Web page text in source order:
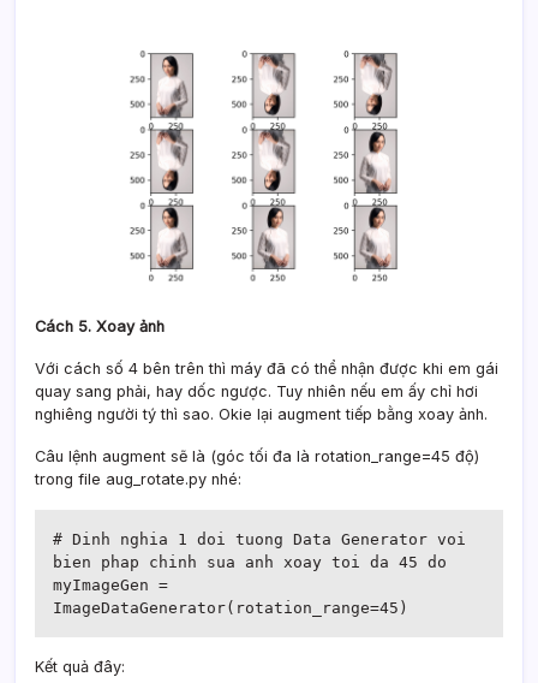
Cách 5. Xoay ảnh
Với cách số 4 bên trên thì máy đã có thể nhận được khi em gái
quay sang phải, hay dốc ngược. Tuy nhiên nếu em ấy chỉ hơi
nghiêng người tý thì sao. Okie lại augment tiếp bằng xoay ảnh.
Câu lệnh augment sẽ là (góc tối đa là rotation_range=45 độ)
trong file aug_rotate.py nhé:
# Dinh nghia 1 doi tuong Data Generator voi
bien phap chinh sua anh xoay toi da 45 do
myImageGen =
ImageDataGenerator(rotation_range=45)
Kết quả đây: